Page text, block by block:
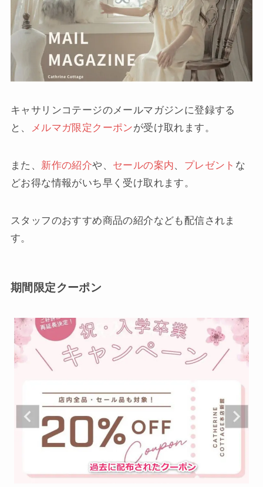
キャサリンコテージのメールマガジンに登録する
と、
メルマガ限定クーポンが受け取れます。
また、 新作の紹介や、 セールの案内、 プレゼント な
どお得な情報がいち早く受け取れます。
スタッフのおすすめ商品の紹介なども配信されま
す。
期間限定クーポン